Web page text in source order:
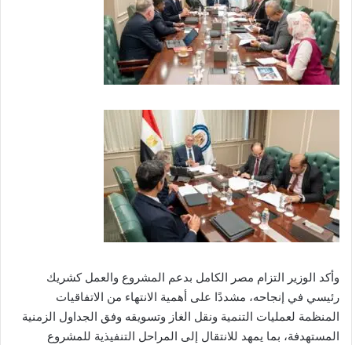
وأكد الوزير التزام مصر الكامل بدعم المشروع والعمل كشريك
رئيسي في إنجاحه، مشددًا على أهمية الانتهاء من الاتفاقيات
المنظمة لعمليات التنمية ونقل الغاز وتسويقه وفق الجداول الزمنية
المستهدفة، بما يمهد للانتقال إلى المراحل التنفيذية للمشروع